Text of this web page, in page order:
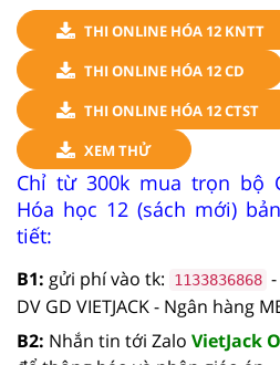
THI ONLINE HÓA 12 KNTT
THI ONLINE HÓA 12 CD
THI ONLINE HÓA 12 CTST
XEM THỬ
Chỉ từ 300k mua trọn bộ
Hóa học 12 (sách mới)
tiết:
B1: gửi phí vào tk: 1133836868
DV GD VIETJACK - Ngân hàng
B2: Nhắn tin tới Zalo VietJack